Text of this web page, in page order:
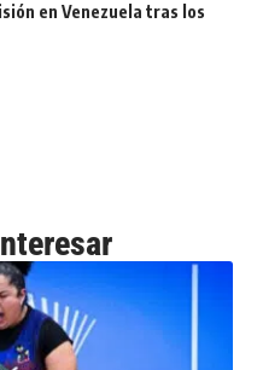
en Venezuela tras los